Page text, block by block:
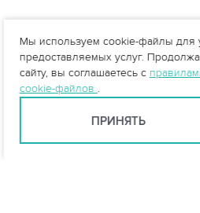
Мы используем cookie-файлы для
предоставляемых услуг.
сайту, вы соглашаетесь с
cookie-файлов .
ПРИНЯТЬ